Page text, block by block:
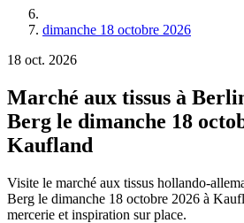
dimanche 18 octobre 2026
18 oct. 2026
Marché aux tissus à
Berg le dimanche 18
Kaufland
Visite le marché aux tissus hollando-
Berg le dimanche 18 octobre 2026 à
mercerie et inspiration sur place.